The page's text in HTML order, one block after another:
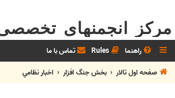
مرکز انجمنهای
راهنما Rules تماس با ما
صفحه اول تالار
بخش جنگ افزار اخبار نظامي